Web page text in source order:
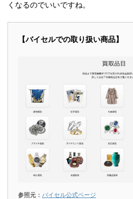
くなるのでいいですね。
【バイセルでの取り扱い商品】
参照元： バイセル公式ページ